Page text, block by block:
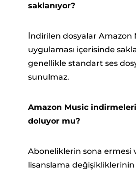
saklanıyor?
İndirilen dosyalar Amazon
uygulaması içerisinde
genellikle standart ses
sunulmaz.
Amazon Music
doluyor mu?
Aboneliklerin sona ermesi
lisanslama